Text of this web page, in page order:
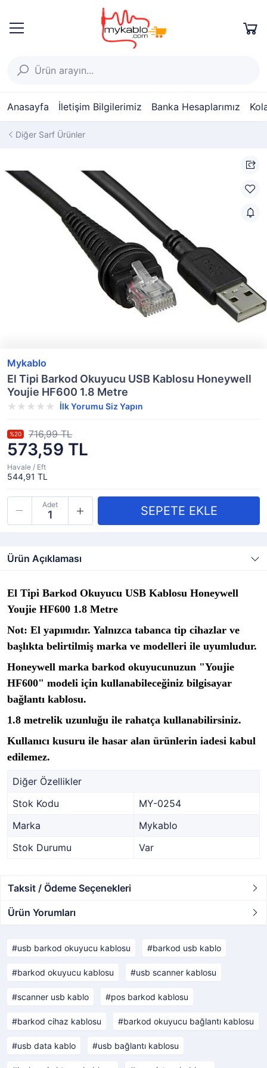
Anasayfa İletişim Bilgilerimiz Banka Hesaplarımız
Diğer Sarf Ürünler
Mykablo
El Tipi Barkod Okuyucu USB Kablosu Honeywell
Youjie HF600 1.8 Metre
İlk Yorumu Siz Yapın
573,59 TL
%20 716,99 TL
Havale / Eft
544,91 TL
Adet
Ürün Açıklaması
El Tipi Barkod Okuyucu USB Kablosu Honeywell
Youjie HF600 1.8 Metre
Not: El yapımıdır. Yalnızca tabanca tip cihazlar ve
başlıkta belirtilmiş marka ve modelleri ile uyumludur.
Honeywell marka barkod okuyucunuzun "Youjie
HF600" modeli için kullanabileceğiniz bilgisayar
bağlantı kablosu.
1.8 metrelik uzunluğu ile rahatça kullanabilirsiniz.
Kullanıcı kusuru ile hasar alan ürünlerin iadesi kabul
edilemez.
Diğer Özellikler
Stok Kodu
MY-0254
Marka
Mykablo
Stok Durumu
Var
Taksit / Ödeme Seçenekleri
Ürün Yorumları
usb barkod okuyucu kablosu barkod usb kablo
barkod okuyucu kablosu usb scanner kablosu
scanner usb kablo pos barkod kablosu
barkod cihaz kablosu barkod okuyucu bağlantı kablosu
usb data kablo usb bağlantı kablosu